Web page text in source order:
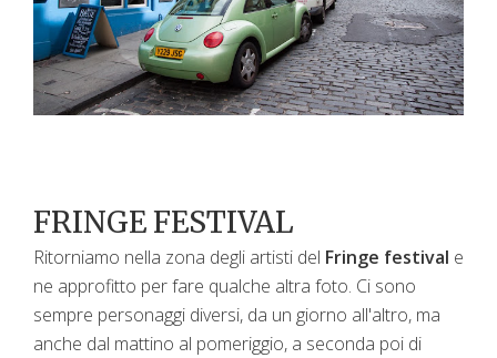
FRINGE FESTIVAL
Ritorniamo nella zona degli artisti del Fringe festival e
ne approfitto per fare qualche altra foto. Ci sono
sempre personaggi diversi, da un giorno all'altro, ma
anche dal mattino al pomeriggio, a seconda poi di